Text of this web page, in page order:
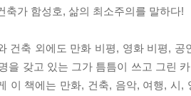
축가 함성호, 삶의 최소주의를 말하다!
건축 외에도 만화 비평, 영화 비평,
을 갖고 있는 그가 틈틈이 쓰고 그린
이 책에는 만화, 건축, 음악, 여행, 시